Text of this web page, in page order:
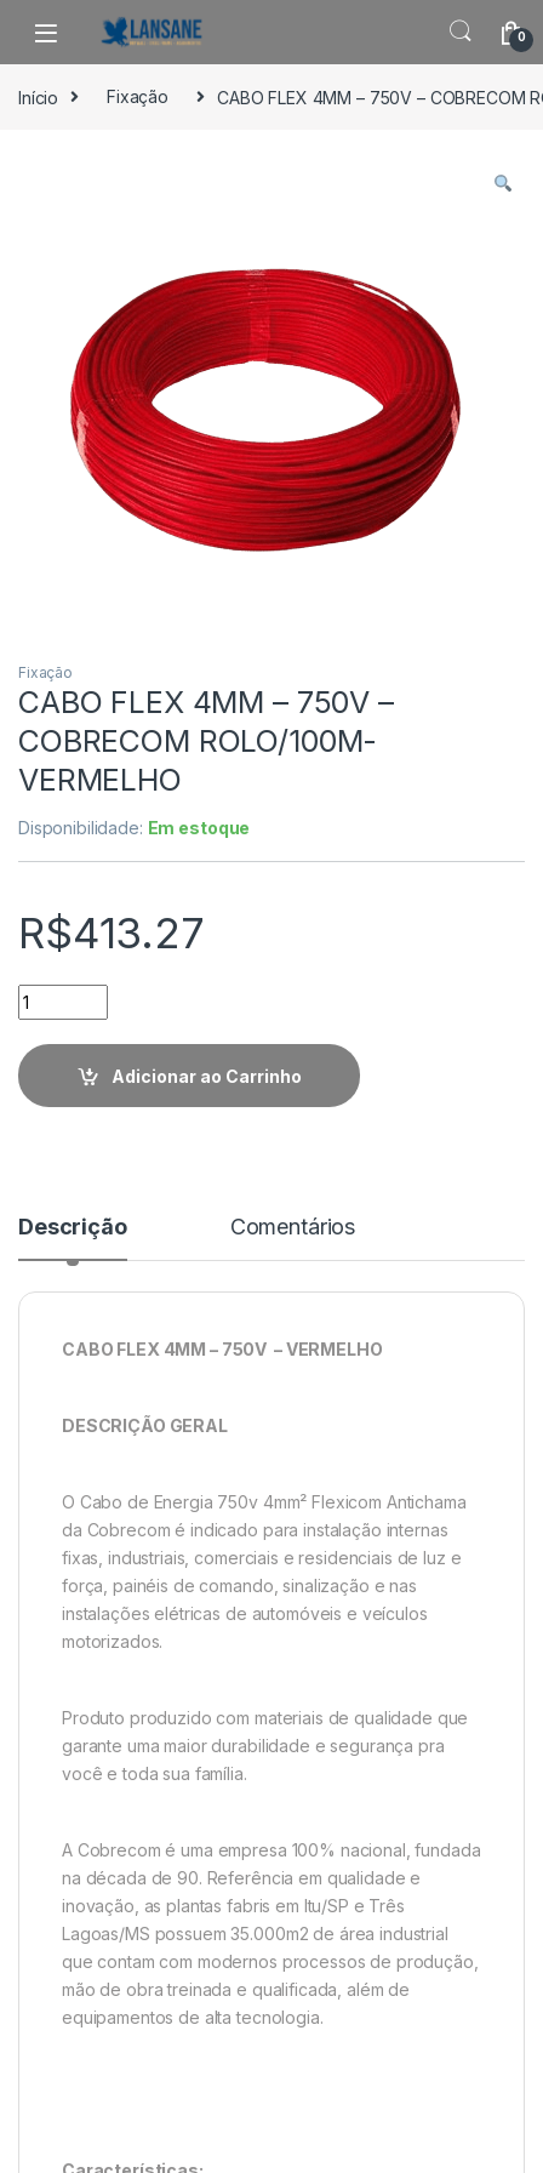
Saltar para navegação
Pular para o conteúdo
0
Início Fixação CABO FLEX 4MM – 750V – COBRECOM
Fixação
CABO FLEX 4MM – 750V –
COBRECOM ROLO/100M-
VERMELHO
Disponibilidade: Em estoque
R$413.27
Quantidade
Adicionar ao Carrinho
Descrição Comentários
CABO FLEX 4MM – 750V – VERMELHO
DESCRIÇÃO GERAL
O Cabo de Energia 750v 4mm² Flexicom Antichama
da Cobrecom é indicado para instalação internas
fixas, industriais, comerciais e residenciais de luz e
força, painéis de comando, sinalização e nas
instalações elétricas de automóveis e veículos
motorizados.
Produto produzido com materiais de qualidade que
garante uma maior durabilidade e segurança pra
você e toda sua família.
A Cobrecom é uma empresa 100% nacional, fundada
na década de 90. Referência em qualidade e
inovação, as plantas fabris em Itu/SP e Três
Lagoas/MS possuem 35.000m2 de área industrial
que contam com modernos processos de produção,
mão de obra treinada e qualificada, além de
equipamentos de alta tecnologia.